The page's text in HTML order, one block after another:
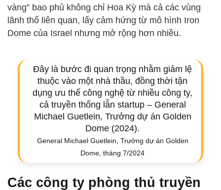
vàng” bao phủ không chỉ Hoa Kỳ mà cả các vùng
lãnh thổ liên quan, lấy cảm hứng từ mô hình Iron
Dome của Israel nhưng mở rộng hơn nhiều.
Đây là bước đi quan trọng nhằm giảm lệ
thuộc vào một nhà thầu, đồng thời tận
dụng ưu thế công nghệ từ nhiều công ty,
cả truyền thống lẫn startup – General
Michael Guetlein, Trưởng dự án Golden
Dome (2024).
General Michael Guetlein, Trưởng dự án Golden
Dome, tháng 7/2024
Các công ty phòng thủ truyền